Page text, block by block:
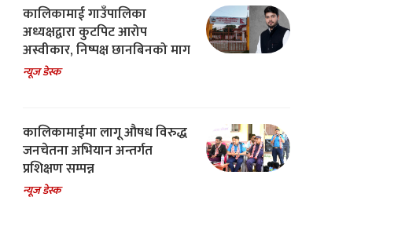
कालिकामाई गाउँपालिका
अध्यक्षद्वारा कुटपिट आरोप
अस्वीकार, निष्पक्ष छानबिनको माग
न्यूज डेस्क
कालिकामाईमा लागू औषध विरुद्ध
जनचेतना अभियान अन्तर्गत
प्रशिक्षण सम्पन्न
न्यूज डेस्क